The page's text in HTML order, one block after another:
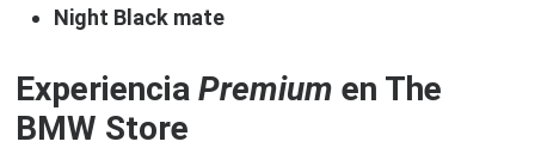
Night Black mate
ExperienciaPremium en The
BMW Store